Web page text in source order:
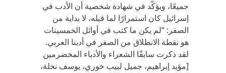
جميعًا، ويؤكّد في شهادة شخصية أن الأدب في
إسرائيل كان استمرارًا لما قبله، لا بداية من
الصفر: “لم يكن ما كتب في أوائل الخمسينات
هو نقطة الانطلاق من الصفر في أدبنا العربي.
لقد ذكرت سابقًا الشعراء والأدباء المخضرمين
[مؤيد إبراهيم، جميل لبيب خوري، يوسف نخلة،